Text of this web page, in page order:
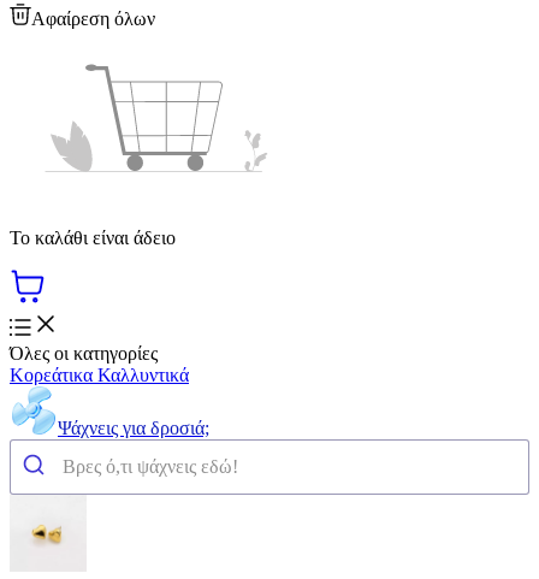
Αφαίρεση όλων
Το καλάθι είναι άδειο
Όλες οι κατηγορίες
Κορεάτικα Καλλυντικά
Ψάχνεις για δροσιά;